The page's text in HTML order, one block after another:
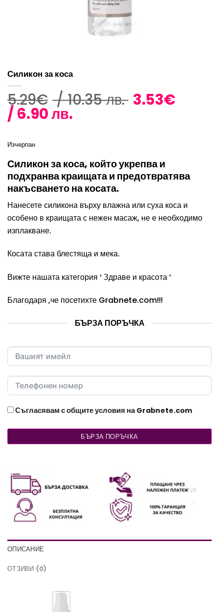
Силикон за коса
5.29€ / 10.35 лв. Original
10.35 лв..
3.53€
/ 6.90 лв.
3.53€
/
6.90 лв..
Изчерпан
Силикон за коса, който укрепва и
подхранва краищата и предотвратява
накъсването на косата.
Нанесете силикона върху влажна или суха коса и
особено в краищата с нежен масаж, не е необходимо
изплакване.
Косата става блестяща и мека.
Вижте нашата категория ‘Здраве и красота‘
Благодаря ,че посетихте Grabnete.com!!!
БЪРЗА ПОРЪЧКА
Съгласявам с общите условия на Grabnete.com
БЪРЗА ПОРЪЧКА
ОПИСАНИЕ
ОТЗИВИ (0)